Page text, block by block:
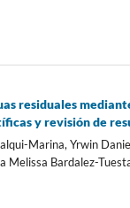
residuales
y revisión de
Marina, Yrwin
Melissa Bardalez-